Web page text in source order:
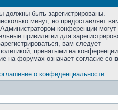
быть зарегистрированы.
минут, но предоставляет
конференции
привилегии для
вам следует
принятыми на
на форумах означает согласие со
о конфиденциальности